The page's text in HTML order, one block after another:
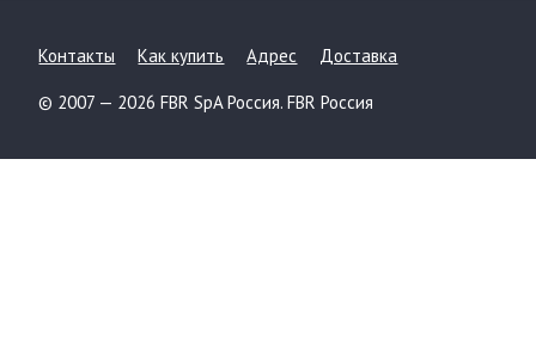
Контакты Как купить Адрес Доставка
© 2007 — 2026 FBR SpA Россия. FBR Россия